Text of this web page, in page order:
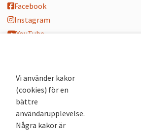
Facebook
Instagram
YouTube
Nyhetsbrev
Andra webbplatser
Arkivsök
Fornsök
Vi använder kakor
(cookies) för en
bättre
användarupplevelse.
Några kakor är